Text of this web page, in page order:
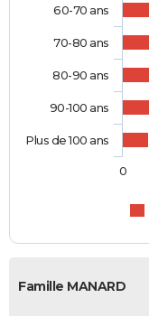
60-70 ans
70-80 ans
80-90 ans
90-100 ans
Plus de 100 ans
0
Famille MANARD